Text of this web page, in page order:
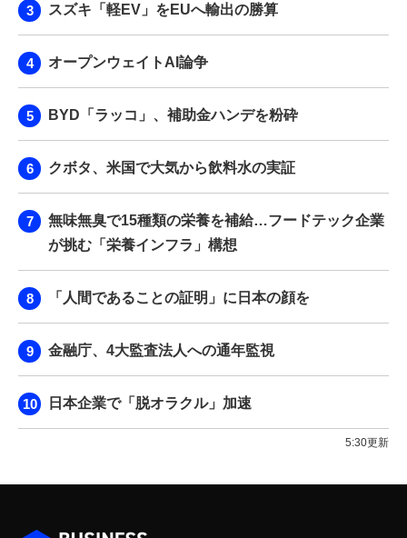
スズキ「軽EV」をEUへ輸出の勝算
オープンウェイトAI論争
BYD「ラッコ」、補助金ハンデを粉砕
クボタ、米国で大気から飲料水の実証
無味無臭で15種類の栄養を補給…フードテック企業
が挑む「栄養インフラ」構想
「人間であることの証明」に日本の顔を
金融庁、4大監査法人への通年監視
日本企業で「脱オラクル」加速
5:30更新